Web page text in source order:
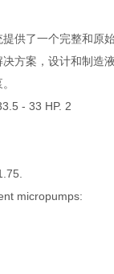
供了一个完整和原
方案，设计和制造
- 33 HP. 2
micropumps: